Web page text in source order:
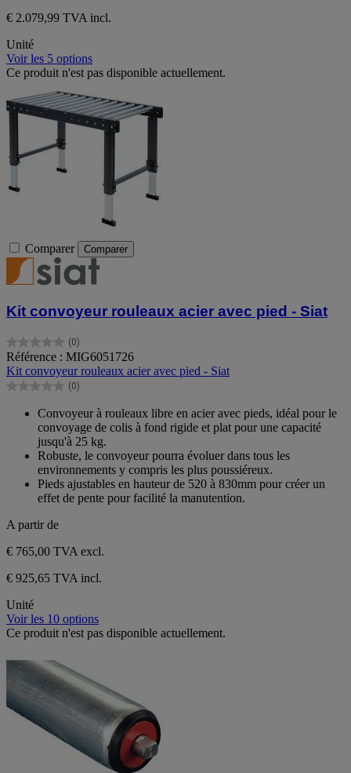
€ 2.079,99 TVA incl.
Unité
Voir les 5 options
Ce produit n'est pas disponible actuellement.
Comparer Comparer
Kit convoyeur rouleaux acier avec pied - Siat
(0)
0.0
sur
5
étoiles.
Référence : MIG6051726
Kit convoyeur rouleaux acier avec pied - Siat
(0)
0.0
étoiles.
Convoyeur à rouleaux libre en acier avec pieds, idéal pour le
convoyage de colis à fond rigide et plat pour une capacité
jusqu'à 25 kg.
Robuste, le convoyeur pourra évoluer dans tous les
environnements y compris les plus poussiéreux.
Pieds ajustables en hauteur de 520 à 830mm pour créer un
effet de pente pour facilité la manutention.
A partir de
€ 765,00 TVA excl.
€ 925,65 TVA incl.
Unité
Voir les 10 options
Ce produit n'est pas disponible actuellement.